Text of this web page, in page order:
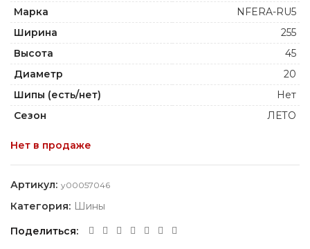
Марка
NFERA-RU5
Ширина
255
Высота
45
Диаметр
20
Шипы (есть/нет)
Нет
Сезон
ЛЕТО
Нет в продаже
Артикул: y00057046
Категория: Шины
Поделиться